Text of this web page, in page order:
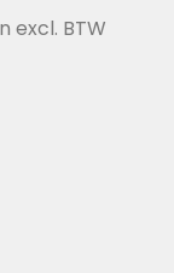
excl. BTW